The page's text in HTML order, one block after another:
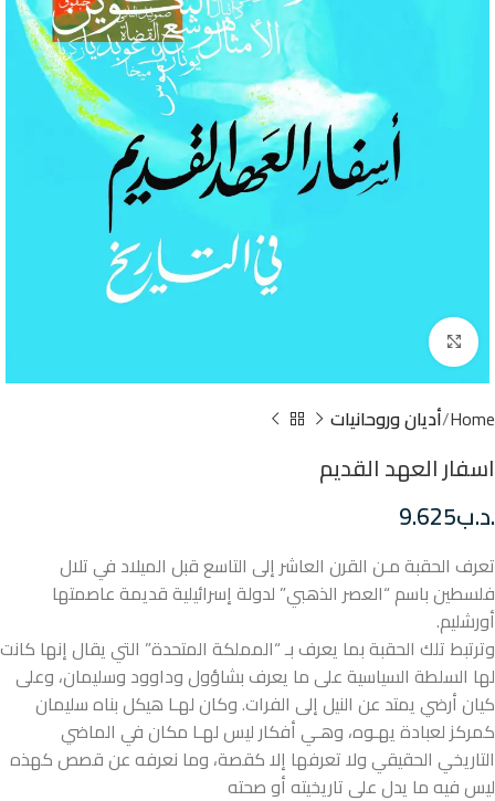
Click to enlarge
Home أديان وروحانيات
اسفار العهد القديم
.د.ب9.625
تعرف الحقبة مـن القرن العاشر إلى التاسع قبل الميلاد في تلال
فلسطين باسم “العصر الذهبي” لدولة إسرائيلية قديمة عاصمتها
أورشليم.
وترتبط تلك الحقبة بما يعرف بـ “المملكة المتحدة” التي يقال إنها كانت
لها السلطة السياسية على ما يعرف بشاؤول وداوود وسليمان، وعلى
كيان أرضي يمتد عن النيل إلى الفرات. وكان لهـا هيكل بناه سلیمان
کمركز لعبادة يهـوه، وهـي أفكار ليس لهـا مكان في الماضي
التاريخي الحقيقي ولا تعرفها إلا كقصة، وما نعرفه عن قصص كهذه
ليس فيه ما يدل على تاريخيته أو صحته